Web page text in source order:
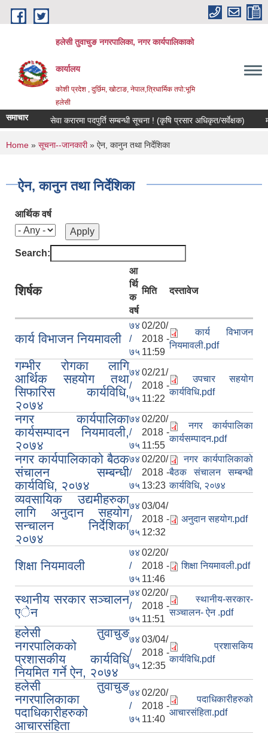
Skip to main content
हलेसी तुवाचुङ नगरपालिका, नगर कार्यपालिकाको
कार्यालय
कोशी प्रदेश , दुर्छिम, खोटाङ, नेपाल,त्रिधार्मिक तपो:भूमि
हलेसी
समाचार सेवा करारमा पदपुर्ति सम्बन्धी सूचना ! (कृषि प्रसार अधिकृत/सर्वेक्षक)
You are here
Home » सूचना--जानकारी» ऐन, कानुन तथा निर्देशिका
ऐन, कानुन तथा निर्देशिका
आर्थिक वर्ष
Search:
शिर्षक
आ
र्थि
क
वर्ष
मिति दस्तावेज
कार्य विभाजन नियमावली
७४
/
७५
02/20/
2018 -
11:59
कार्य विभाजन
नियमावली.pdf
गम्भीर रोगका लागि
आर्थिक सहयोग तथा
सिफारिस कार्यविधि,
२०७४
७४
/
७५
02/21/
2018 -
11:22
उपचार सहयोग
कार्यविधि.pdf
नगर कार्यपालिका
कार्यसम्पादन नियमावली,
२०७४
७४
/
७५
02/20/
2018 -
11:55
नगर कार्यपालिका
कार्यसम्पादन.pdf
नगर कार्यपालिकाको बैठक
संचालन सम्बन्धी
कार्यविधि, २०७४
७४
/
७५
02/20/
2018 -
13:23
नगर कार्यपालिकाको
बैठक संचालन सम्बन्धी
कार्यविधि, २०७४
व्यवसायिक उद्यमीहरुका
लागि अनुदान सहयोग
सन्चालन निर्देशिका
२०७४
७४
/
७५
03/04/
2018 -
12:32
अनुदान सहयोग.pdf
शिक्षा नियमावली
७४
/
७५
02/20/
2018 -
11:46
शिक्षा नियमावली.pdf
स्थानीय सरकार सञ्चालन
एेन
७४
/
७५
02/20/
2018 -
11:51
स्थानीय-सरकार-
सञ्चालन- ऐन .pdf
हलेसी तुवाचुङ
नगरपालिकको
प्रशासकीय कार्यविधि
नियमित गर्ने ऐन, २०७४
७४
/
७५
03/04/
2018 -
12:35
प्रशासकिय
कार्यविधि.pdf
हलेसी तुवाचुङ
नगरपालिकाका
पदाधिकारीहरुको
आचारसंहिता
७४
/
७५
02/20/
2018 -
11:40
पदाधिकारीहरुको
आचारसंहिता.pdf